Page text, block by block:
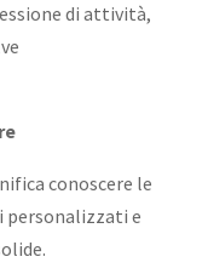
di attività,
conoscere le
personalizzati e